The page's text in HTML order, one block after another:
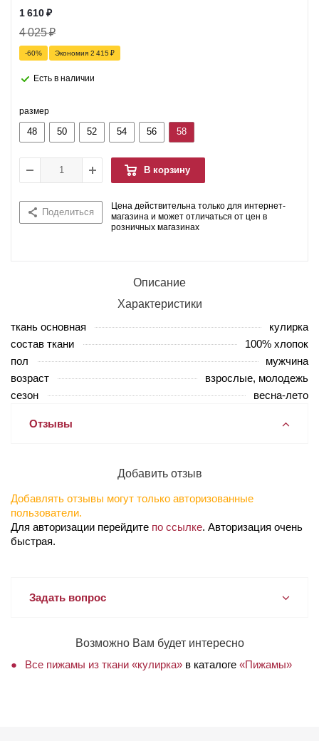
1 610₽
4 025₽
-60% Экономия 2 415 ₽
Есть в наличии
размер
48 50 52 54 56 58
В корзину
Поделиться
Цена действительна только для интернет-
магазина и может отличаться от цен в
розничных магазинах
Описание
Характеристики
ткань основная
кулирка
состав ткани
100% хлопок
пол
мужчина
возраст
взрослые, молодежь
сезон
весна-лето
Отзывы
Добавить отзыв
Добавлять отзывы могут только авторизованные
пользователи.
Для авторизации перейдите по ссылке. Авторизация очень
быстрая.
Задать вопрос
Возможно Вам будет интересно
Все пижамы из ткани «кулирка» в каталоге «Пижамы»